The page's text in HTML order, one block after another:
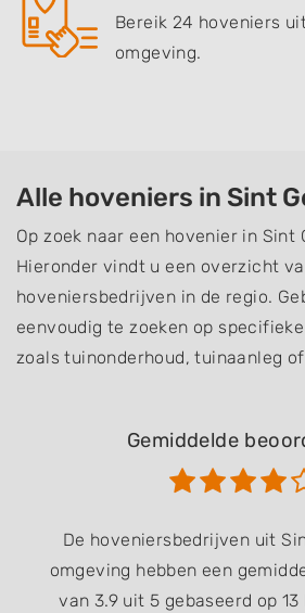
Bereik 24 hoveniers
omgeving.
Alle hoveniers in Sint
Op zoek naar een hovenier in Sint
Hieronder vindt u een overzicht
hoveniersbedrijven in de regio.
eenvoudig te zoeken op
zoals tuinonderhoud, tuinaanleg
Gemiddelde
De hoveniersbedrijven uit
omgeving hebben een
van 3.9 uit 5 gebaseerd op